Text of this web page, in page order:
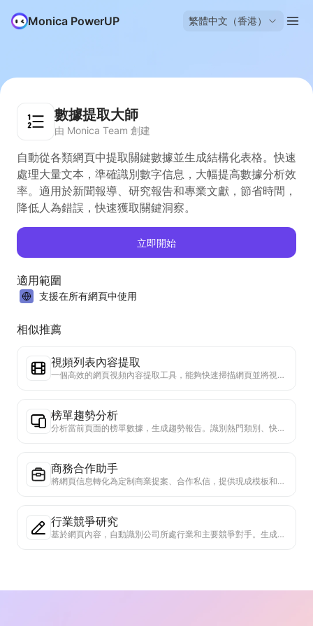
Monica PowerUP 繁體中文（香港）
數據提取大師
由 Monica Team 創建
自動從各類網頁中提取關鍵數據並生成結構化表格。快速
處理大量文本，準確識別數字信息，大幅提高數據分析效
率。適用於新聞報導、研究報告和專業文獻，節省時間，
降低人為錯誤，快速獲取關鍵洞察。
立即開始
適用範圍
支援在所有網頁中使用
相似推薦
視頻列表內容提取
一個高效的網頁視頻內容提取工具，能夠快速掃描網頁並將視頻信息整理成結構化的Markdown表格。
榜單趨勢分析
分析當前頁面的榜單數據，生成趨勢報告。識別熱門類別、快速上升的產品類型和新興技術。提供即時市場洞察，助你理解最新產品趨勢和市場動向。
商務合作助手
將網頁信息轉化為定制商業提案、合作私信，提供現成模板和跟進指南，簡化協作流程。
行業競爭研究
基於網頁內容，自動識別公司所處行業和主要競爭對手。生成詳細的競爭格局分析報告，包括市場份額、產品對比和SWOT分析，幫助了解企業在行業中的定位。